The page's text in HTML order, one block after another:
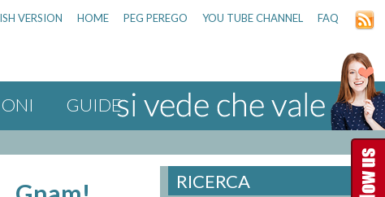
VERSION HOME PEG PEREGO YOU TUBE CHANNEL FAQ
GUIDE
RICERCA